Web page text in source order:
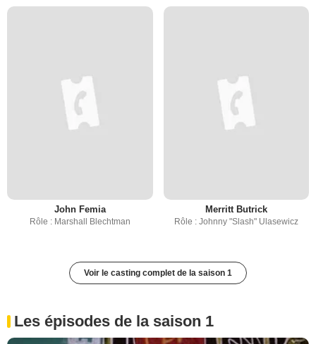
John Femia
Rôle : Marshall Blechtman
Merritt Butrick
Rôle : Johnny "Slash" Ulasewicz
Voir le casting complet de la saison 1
Les épisodes de la saison 1